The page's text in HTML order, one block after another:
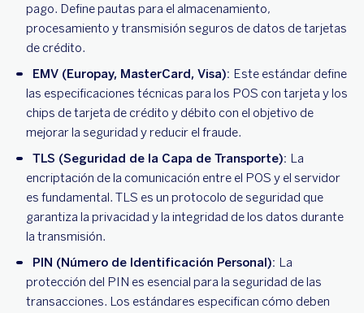
pago. Define pautas para el almacenamiento,
procesamiento y transmisión seguros de datos de tarjetas
de crédito.
EMV (Europay, MasterCard, Visa): Este estándar define
las especificaciones técnicas para los POS con tarjeta y los
chips de tarjeta de crédito y débito con el objetivo de
mejorar la seguridad y reducir el fraude.
TLS (Seguridad de la Capa de Transporte): La
encriptación de la comunicación entre el POS y el servidor
es fundamental. TLS es un protocolo de seguridad que
garantiza la privacidad y la integridad de los datos durante
la transmisión.
PIN (Número de Identificación Personal): La
protección del PIN es esencial para la seguridad de las
transacciones. Los estándares especifican cómo deben